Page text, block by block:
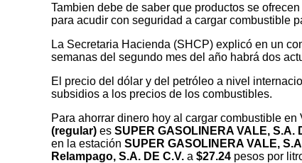
Tambien debe de saber que productos se
para acudir con seguridad a cargar combustible
La Secretaria Hacienda (SHCP) explicó en un
semanas del segundo mes del año habrá dos
El precio del dólar y del petróleo a nivel
subsidios a los precios de los combustibles.
Para ahorrar dinero hoy al cargar combustible
(regular) es SUPER GASOLINERA VALE, S.A.
en la estación SUPER GASOLINERA VALE,
Relampago, S.A. DE C.V. a $27.24 pesos por